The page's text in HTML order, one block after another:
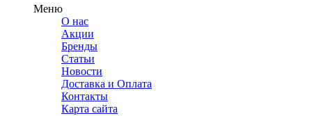
Меню
О нас
Акции
Бренды
Статьи
Новости
Доставка и Оплата
Контакты
Карта сайта